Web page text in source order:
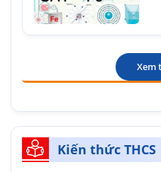
Xem
Kiến thức THCS